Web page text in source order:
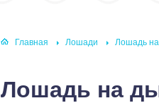
Главная Лошади Лошадь
Лошадь на